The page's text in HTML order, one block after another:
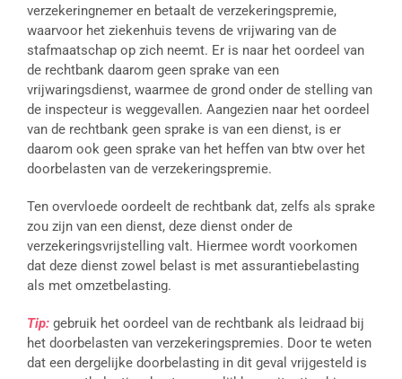
verzekeringnemer en betaalt de verzekeringspremie,
waarvoor het ziekenhuis tevens de vrijwaring van de
stafmaatschap op zich neemt. Er is naar het oordeel van
de rechtbank daarom geen sprake van een
vrijwaringsdienst, waarmee de grond onder de stelling van
de inspecteur is weggevallen. Aangezien naar het oordeel
van de rechtbank geen sprake is van een dienst, is er
daarom ook geen sprake van het heffen van btw over het
doorbelasten van de verzekeringspremie.
Ten overvloede oordeelt de rechtbank dat, zelfs als sprake
zou zijn van een dienst, deze dienst onder de
verzekeringsvrijstelling valt. Hiermee wordt voorkomen
dat deze dienst zowel belast is met assurantiebelasting
als met omzetbelasting.
Tip: gebruik het oordeel van de rechtbank als leidraad bij
het doorbelasten van verzekeringspremies. Door te weten
dat een dergelijke doorbelasting in dit geval vrijgesteld is